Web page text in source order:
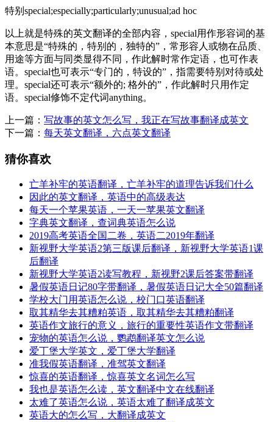
特别special;especially;particularly;unusual;ad hoc
以上就是特殊的英文翻译的全部内容，special用作形容词的基
本意思是“特殊的，特别的，独特的”，常形容人或物在品质、
用途等方面与同类显得不同，作此解时常作定语，也可作表
语。special也可表示“专门的，特设的”，指需要特别对待或处
理。special还可表示“额外的; 格外的”，作此解时只用作定
语。special修饰不定代词anything。
上一篇： 写故事的英文怎么写，我正在写故事翻译成英文
下一篇： 每天英文翻译，六点英文翻译
猜你喜欢
亡羊补牢的英语翻译，亡羊补牢的道理告诉我们什么
因此的英文翻译，英语中的高级表达
每天一个苹果英语，一天一苹果英文翻译
字典英文翻译，查词典英语怎么说
2019高考英语全国二卷，英语二2019年翻译
新视野大学英语2第三版课后翻译，新视野大学英语1课
后翻译
新视野大学英语2读写教程，新视野2课后答案带翻译
暑假英语日记80字带翻译，暑假英语日记大全50篇翻译
学校大门用英语怎么说，校门口英语翻译
取其精华去其糟粕英语，取其精华去其糟粕翻译
英语作文旅行的意义，旅行的重要性英语作文带翻译
宠物的英语怎么说，鹦鹉翻译英文怎么说
爱丁堡大学英文，爱丁堡大学翻译
准我假英语翻译，准驾英文翻译
惊喜的英语翻译，惊喜英文名词怎么写
我也是英语怎么读，英文翻译中文在线翻译
太难了英语怎么说，英语太难了翻译成英文
英语大的怎么写，大翻译成英文